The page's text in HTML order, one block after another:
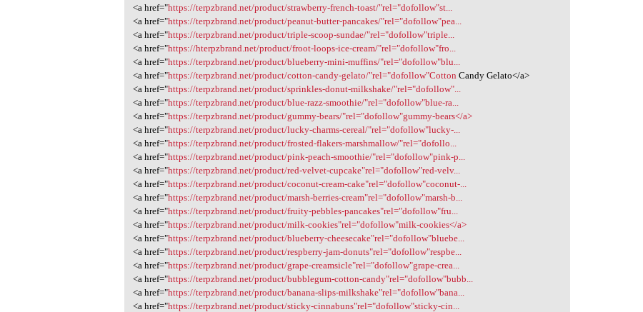
<a href="https://terpzbrand.net/product/strawberry-french-toast/"rel="dofollow"st...
<a href="https://terpzbrand.net/product/peanut-butter-pancakes/"rel="dofollow"pea...
<a href="https://terpzbrand.net/product/triple-scoop-sundae/"rel="dofollow"triple...
<a href="https://hterpzbrand.net/product/froot-loops-ice-cream/"rel="dofollow"fro...
<a href="https://terpzbrand.net/product/blueberry-mini-muffins/"rel="dofollow"blu...
<a href="https://terpzbrand.net/product/cotton-candy-gelato/"rel="dofollow"Cotton Candy Gelato</a>
<a href="https://terpzbrand.net/product/sprinkles-donut-milkshake/"rel="dofollow"...
<a href="https://terpzbrand.net/product/blue-razz-smoothie/"rel="dofollow"blue-ra...
<a href="https://terpzbrand.net/product/gummy-bears/"rel="dofollow"gummy-bears</a>
<a href="https://terpzbrand.net/product/lucky-charms-cereal/"rel="dofollow"lucky-...
<a href="https://terpzbrand.net/product/frosted-flakers-marshmallow/"rel="dofollo...
<a href="https://terpzbrand.net/product/pink-peach-smoothie/"rel="dofollow"pink-p...
<a href="https://terpzbrand.net/product/red-velvet-cupcake"rel="dofollow"red-velv...
<a href="https://terpzbrand.net/product/coconut-cream-cake"rel="dofollow"coconut-...
<a href="https://terpzbrand.net/product/marsh-berries-cream"rel="dofollow"marsh-b...
<a href="https://terpzbrand.net/product/fruity-pebbles-pancakes"rel="dofollow"fru...
<a href="https://terpzbrand.net/product/milk-cookies"rel="dofollow"milk-cookies</a>
<a href="https://terpzbrand.net/product/blueberry-cheesecake"rel="dofollow"bluebe...
<a href="https://terpzbrand.net/product/respberry-jam-donuts"rel="dofollow"respbe...
<a href="https://terpzbrand.net/product/grape-creamsicle"rel="dofollow"grape-crea...
<a href="https://terpzbrand.net/product/bubblegum-cotton-candy"rel="dofollow"bubb...
<a href="https://terpzbrand.net/product/banana-slips-milkshake"rel="dofollow"bana...
<a href="https://terpzbrand.net/product/sticky-cinnabuns"rel="dofollow"sticky-cin...